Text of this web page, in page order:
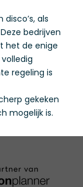
als
bedrijven
het de enige
regeling is
gekeken
mogelijk is.